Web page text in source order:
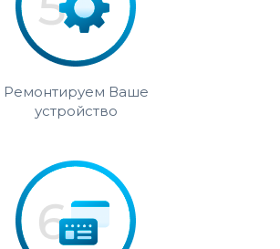
Ремонтируем Ваше
устройство